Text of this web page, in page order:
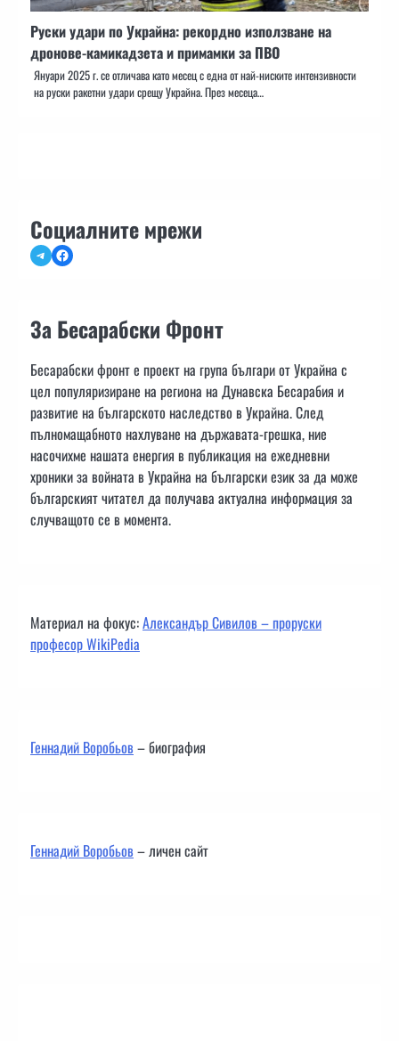
Руски удари по Украйна: рекордно използване на
дронове-камикадзета и примамки за ПВО
Януари 2025 г. се отличава като месец с една от най-ниските интензивности
на руски ракетни удари срещу Украйна. През месеца…
Социалните мрежи
TelegramFacebook
За Бесарабски Фронт
Бесарабски фронт е проект на група българи от Украйна с
цел популяризиране на региона на Дунавска Бесарабия и
развитие на българското наследство в Украйна. След
пълномащабното нахлуване на държавата-грешка, ние
насочихме нашата енергия в публикация на ежедневни
хроники за войната в Украйна на български език за да може
българският читател да получава актуална информация за
случващото се в момента.
Материал на фокус:Александър Сивилов – проруски
професор WikiPedia
Геннадий Воробьов– биография
Геннадий Воробьов– личен сайт